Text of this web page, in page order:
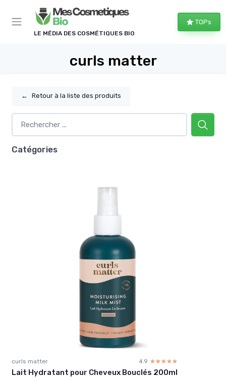
LE MÉDIA DES COSMÉTIQUES BIO
TOPs
curls matter
← Retour à la liste des produits
Catégories
curls matter 4.9 ☆☆☆☆☆
★★★★★
Lait Hydratant pour Cheveux Bouclés 200ml
Panneau de gestion des cookies